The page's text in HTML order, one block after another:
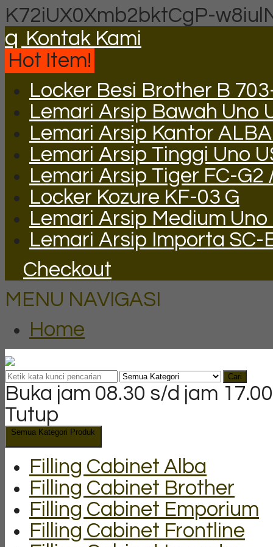
K72iUX0Xmb2bktCgP-
q Kontak Kami
Hot Item!
Locker Besi Brother B
Lemari Arsip Bawah Uno
Lemari Arsip Kantor
Lemari Arsip Tinggi Uno
Lemari Arsip Tiger FC-G2
Locker Kozure KF-03 G
Lemari Arsip Medium Uno
Lemari Arsip Importa SC-
Checkout
MENU NAVIGASI
Home
Cari
Buka jam 08.30 s/d jam
Tutup
Semua Kategori Produk
Filling Cabinet Alba
Filling Cabinet Brother
Filling Cabinet Emporium
Filling Cabinet Frontline